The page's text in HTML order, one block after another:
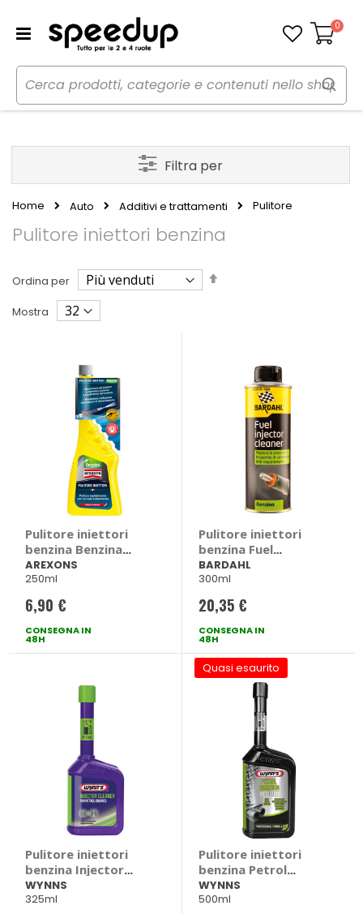
Carrello
0
Home Auto Additivi e trattamenti Pulitore
Pulitore iniettori benzina
Ordina per
Imposta
Mostra
Pulitore iniettori
benzina Benzina
Pulitore Iniettori -
AREXONS
AREXONS
250ml
6,90 €
CONSEGNA IN
48H
Pulitore iniettori
benzina Fuel
Injector Cleaner -
BARDAHL
BARDAHL
300ml
20,35 €
CONSEGNA IN
48H
Pulitore iniettori
benzina Injector
Plus Cleaner -
WYNNS
WYNNS
325ml
Quasi esaurito
Pulitore iniettori
benzina Petrol
Emission Reducer -
WYNNS
WYNNS
500ml
Filtra per